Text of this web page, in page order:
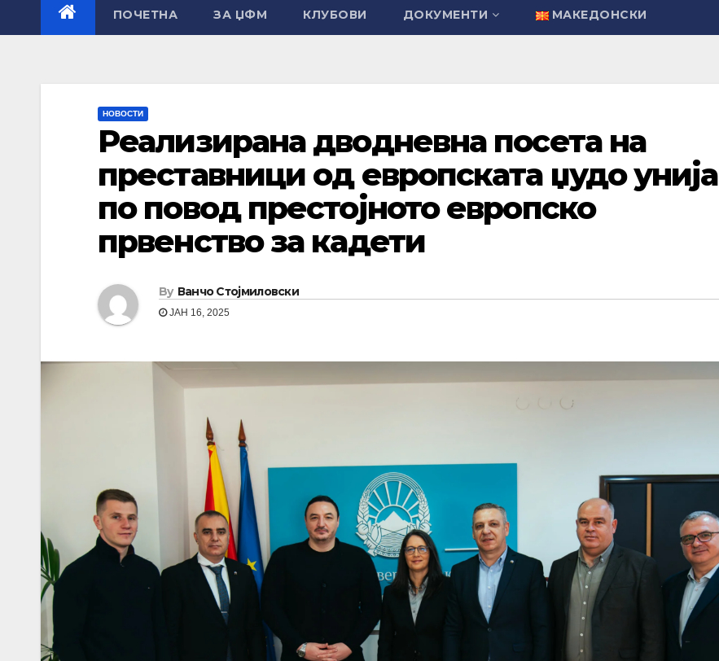
ПОЧЕТНА ЗА ЏФМ КЛУБОВИ ДОКУМЕНТИ МАКЕДОНСКИ
НОВОСТИ
Реализирана дводневна посета на
преставници од европската џудо унија
по повод престојното европско
првенство за кадети
By Ванчо Стојмиловски
ЈАН 16, 2025